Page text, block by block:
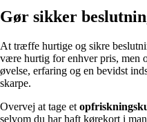
Gør sikker
At træffe hurtige og sikre
være hurtig for enhver pris, men
øvelse, erfaring og en bevidst
skarpe.
Overvej at tage et
selvom du har haft kørekort i